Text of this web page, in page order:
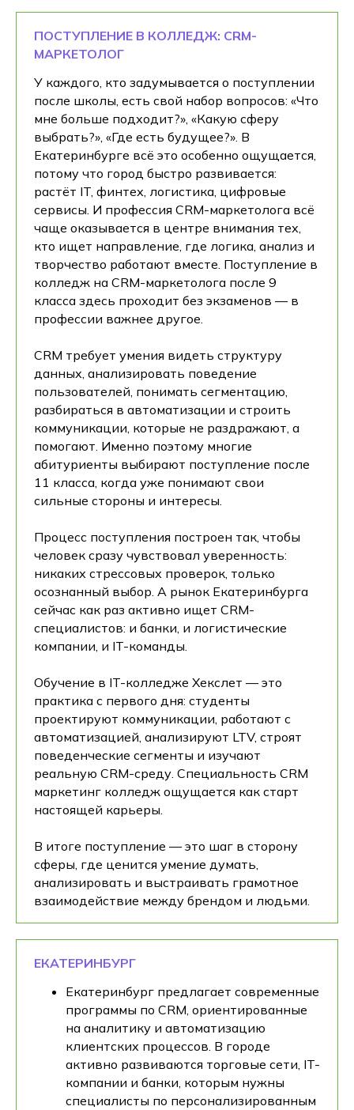
ПОСТУПЛЕНИЕ В КОЛЛЕДЖ: CRM-
МАРКЕТОЛОГ
У каждого, кто задумывается о поступлении
после школы, есть свой набор вопросов: «Что
мне больше подходит?», «Какую сферу
выбрать?», «Где есть будущее?». В
Екатеринбурге всё это особенно ощущается,
потому что город быстро развивается:
растёт IT, финтех, логистика, цифровые
сервисы. И профессия CRM-маркетолога всё
чаще оказывается в центре внимания тех,
кто ищет направление, где логика, анализ и
творчество работают вместе. Поступление в
колледж на CRM-маркетолога после 9
класса здесь проходит без экзаменов — в
профессии важнее другое.
CRM требует умения видеть структуру
данных, анализировать поведение
пользователей, понимать сегментацию,
разбираться в автоматизации и строить
коммуникации, которые не раздражают, а
помогают. Именно поэтому многие
абитуриенты выбирают поступление после
11 класса, когда уже понимают свои
сильные стороны и интересы.
Процесс поступления построен так, чтобы
человек сразу чувствовал уверенность:
никаких стрессовых проверок, только
осознанный выбор. А рынок Екатеринбурга
сейчас как раз активно ищет CRM-
специалистов: и банки, и логистические
компании, и IT-команды.
Обучение в IT-колледже Хекслет — это
практика с первого дня: студенты
проектируют коммуникации, работают с
автоматизацией, анализируют LTV, строят
поведенческие сегменты и изучают
реальную CRM-среду. Специальность CRM
маркетинг колледж ощущается как старт
настоящей карьеры.
В итоге поступление — это шаг в сторону
сферы, где ценится умение думать,
анализировать и выстраивать грамотное
взаимодействие между брендом и людьми.
ЕКАТЕРИНБУРГ
Екатеринбург предлагает современные
программы по CRM, ориентированные
на аналитику и автоматизацию
клиентских процессов. В городе
активно развиваются торговые сети, IT-
компании и банки, которым нужны
специалисты по персонализированным